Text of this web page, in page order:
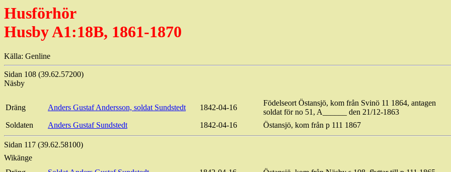
Husförhör
Husby A1:18B, 1861-1870
Källa: Genline
Sidan 108 (39.62.57200)
Näsby
Dräng Anders Gustaf Andersson, soldat Sundstedt 1842-04-16
Födelseort Östansjö, kom från Svinö 11 1864, antagen
soldat för no 51, A______ den 21/12-1863
Soldaten
Anders Gustaf Sundstedt 1842-04-16 Östansjö, kom från p 111 1867
Sidan 117 (39.62.58100)
Wikänge